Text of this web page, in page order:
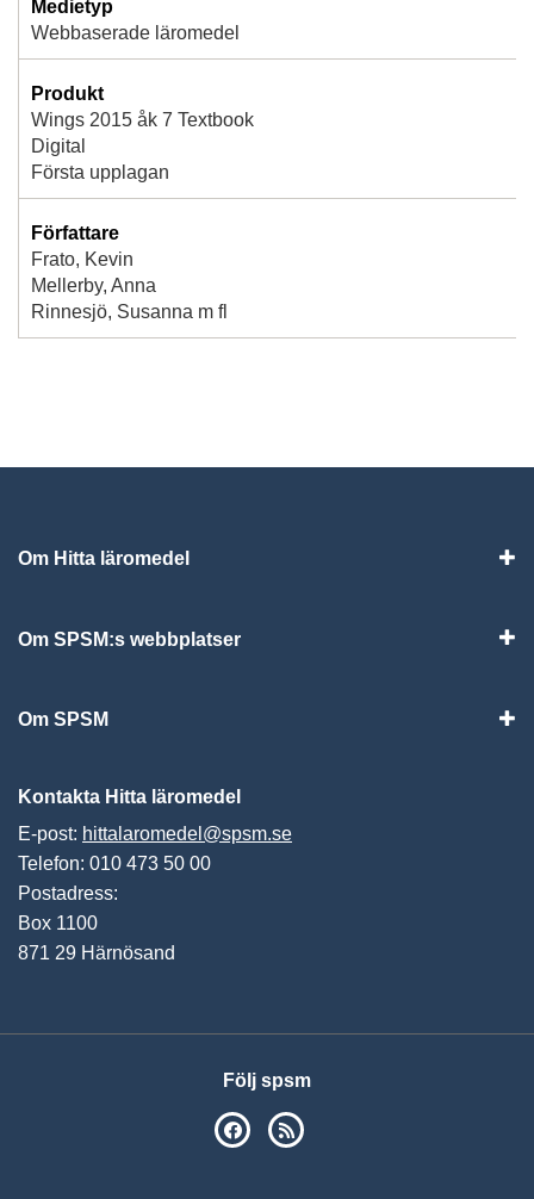
Medietyp
Webbaserade läromedel
Produkt
Wings 2015 åk 7 Textbook
Digital
Första upplagan
Författare
Frato, Kevin
Mellerby, Anna
Rinnesjö, Susanna m fl
Om Hitta läromedel
Om SPSM:s webbplatser
Om SPSM
Kontakta Hitta läromedel
E-post: hittalaromedel@spsm.se
Telefon: 010 473 50 00
Postadress:
Box 1100
871 29 Härnösand
Följ spsm
SPSM på Facebook